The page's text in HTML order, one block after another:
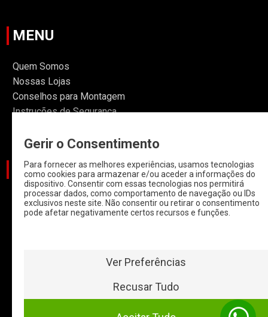
MENU
Quem Somos
Nossas Lojas
Conselhos para Montagem
Instruções de Segurança
CATEGORIAS
CARROS
CARROS COM
Gerir o Consentimento
Para fornecer as melhores experiências, usamos tecnologias
como cookies para armazenar e/ou aceder a informações do
dispositivo. Consentir com essas tecnologias nos permitirá
processar dados, como comportamento de navegação ou IDs
exclusivos neste site. Não consentir ou retirar o consentimento
pode afetar negativamente certos recursos e funções.
Recusar Tudo
Ver Preferências